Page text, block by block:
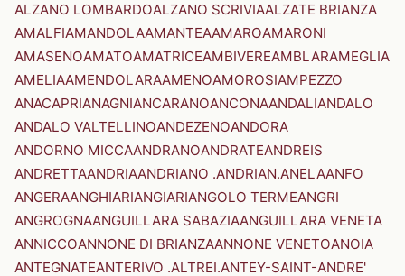
ALZANO LOMBARDOALZANO SCRIVIAALZATE BRIANZA
AMALFIAMANDOLAAMANTEAAMAROAMARONI
AMASENOAMATOAMATRICEAMBIVEREAMBLARAMEGLIA
AMELIAAMENDOLARAAMENOAMOROSIAMPEZZO
ANACAPRIANAGNIANCARANOANCONAANDALIANDALO
ANDALO VALTELLINOANDEZENOANDORA
ANDORNO MICCAANDRANOANDRATEANDREIS
ANDRETTAANDRIAANDRIANO .ANDRIAN.ANELAANFO
ANGERAANGHIARIANGIARIANGOLO TERMEANGRI
ANGROGNAANGUILLARA SABAZIAANGUILLARA VENETA
ANNICCOANNONE DI BRIANZAANNONE VENETOANOIA
ANTEGNATEANTERIVO .ALTREI.ANTEY-SAINT-ANDRE'